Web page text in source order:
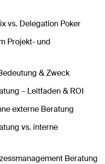
vs. Delegation Poker
Projekt- und
& Zweck
– Leitfaden & ROI
externe Beratung
vs. interne
Beratung